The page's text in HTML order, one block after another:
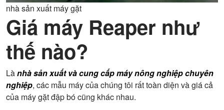
nhà sản xuất máy gặt
Giá máy Reaper như
thế nào?
Lànhà sản xuất và cung cấp máy nông nghiệp chuyên
nghiệp, các mẫu máy của chúng tôi rất toàn diện và giá cả
của máy gặt đập bó cũng khác nhau.